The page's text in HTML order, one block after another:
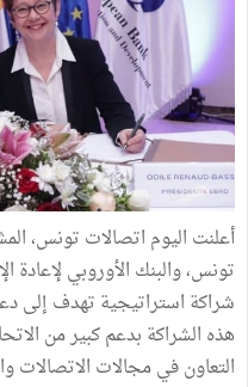
أعلنت اليوم اتصالات تونس،
تونس، والبنك الأوروبي لإعادة
شراكة استراتيجية تهدف
هذه الشراكة بدعم كبير من
التعاون في مجالات الاتصالات